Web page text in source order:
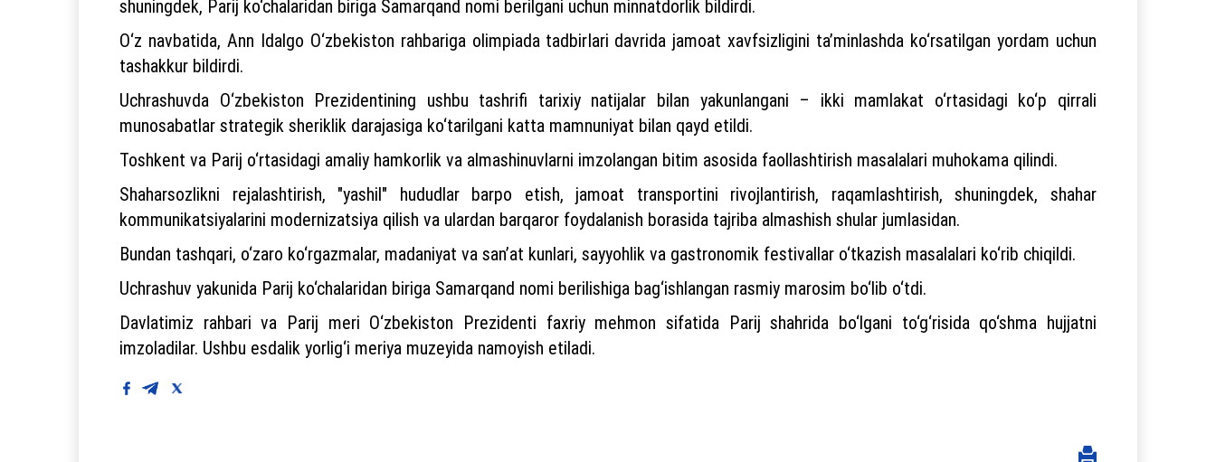
shuningdek, Parij ko‘chalaridan biriga Samarqand nomi berilgani uchun minnatdorlik bildirdi.
O‘z navbatida, Ann Idalgo O‘zbekiston rahbariga olimpiada tadbirlari davrida jamoat xavfsizligini ta’minlashda ko‘rsatilgan yordam uchun
tashakkur bildirdi.
Uchrashuvda O‘zbekiston Prezidentining ushbu tashrifi tarixiy natijalar bilan yakunlangani – ikki mamlakat o‘rtasidagi ko‘p qirrali
munosabatlar strategik sheriklik darajasiga ko‘tarilgani katta mamnuniyat bilan qayd etildi.
Toshkent va Parij o‘rtasidagi amaliy hamkorlik va almashinuvlarni imzolangan bitim asosida faollashtirish masalalari muhokama qilindi.
Shaharsozlikni rejalashtirish, "yashil" hududlar barpo etish, jamoat transportini rivojlantirish, raqamlashtirish, shuningdek, shahar
kommunikatsiyalarini modernizatsiya qilish va ulardan barqaror foydalanish borasida tajriba almashish shular jumlasidan.
Bundan tashqari, o‘zaro ko‘rgazmalar, madaniyat va san’at kunlari, sayyohlik va gastronomik festivallar o‘tkazish masalalari ko‘rib chiqildi.
Uchrashuv yakunida Parij ko‘chalaridan biriga Samarqand nomi berilishiga bag‘ishlangan rasmiy marosim bo‘lib o‘tdi.
Davlatimiz rahbari va Parij meri O‘zbekiston Prezidenti faxriy mehmon sifatida Parij shahrida bo‘lgani to‘g‘risida qo‘shma hujjatni
imzoladilar. Ushbu esdalik yorlig‘i meriya muzeyida namoyish etiladi.